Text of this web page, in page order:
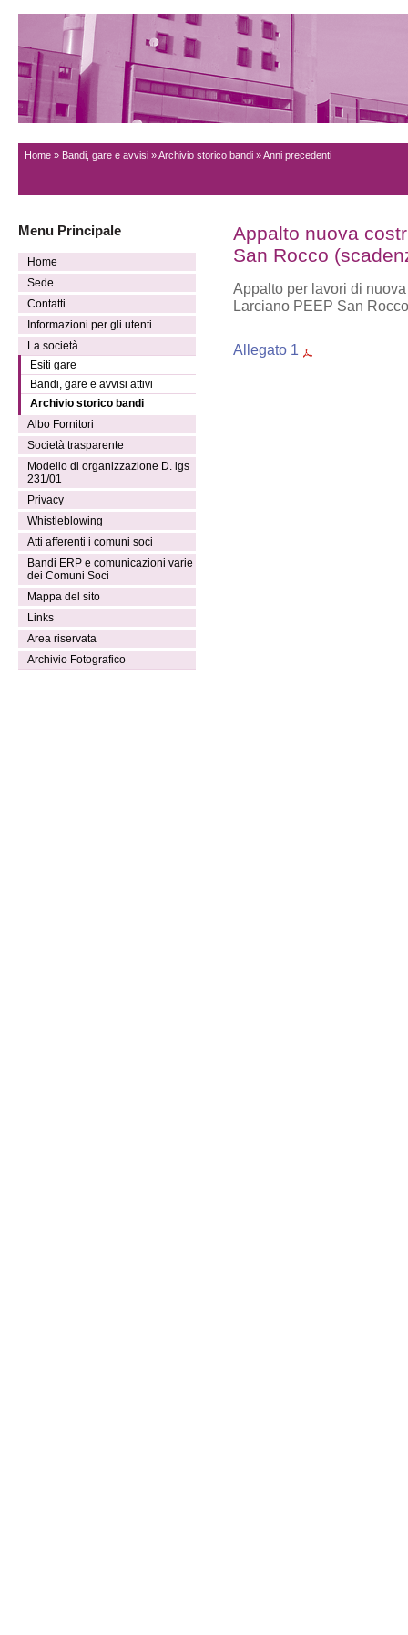
Home » Bandi, gare e avvisi »Archivio storico bandi » Anni precedenti
Menu Principale
Home
Sede
Contatti
Informazioni per gli utenti
La società
Esiti gare
Bandi, gare e avvisi attivi
Archivio storico bandi
Albo Fornitori
Società trasparente
Modello di organizzazione D. lgs
231/01
Privacy
Whistleblowing
Atti afferenti i comuni soci
Bandi ERP e comunicazioni varie
dei Comuni Soci
Mappa del sito
Links
Area riservata
Archivio Fotografico
Appalto nuova
San Rocco
Appalto per lavori di
Larciano PEEP San Rocco
Allegato 1